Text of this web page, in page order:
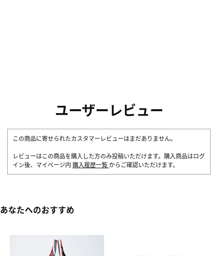
ユーザーレビュー
この商品に寄せられたカスタマーレビューはまだありません。
レビューはこの商品を購入した方のみ投稿いただけます。購入商品はログ
イン後、マイページ内 購入履歴一覧 からご確認いただけます。
あなたへのおすすめ